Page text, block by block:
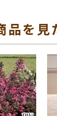
品を見